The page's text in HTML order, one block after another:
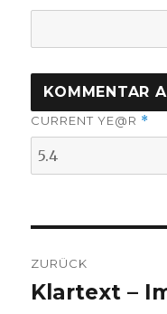
CURRENT YE@R *
ZURÜCK
Vorheriger
Klartext –